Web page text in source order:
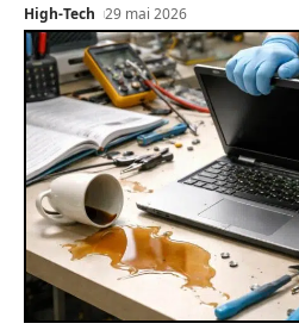
High-Tech 29 mai 2026